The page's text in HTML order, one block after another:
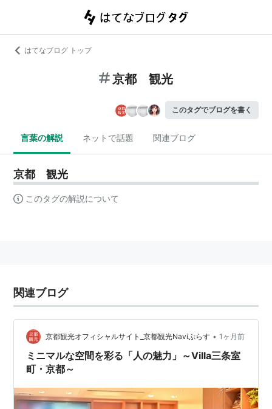
はてなブログ トップ
京都 観光
このタグでブログを書く
言葉の解説 ネットで話題 関連ブログ
京都 観光
このタグの解説について
関連ブログ
京都観光オフィシャルサイト_京都観光Naviぷらす • 1ヶ月前
ミニマルな空間を彩る「人の魅力」～Villa三条室
町・京都～